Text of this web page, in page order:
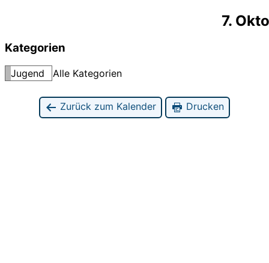
7.
Kategorien
Jugend Alle Kategorien
Zurück zum Kalender Drucken